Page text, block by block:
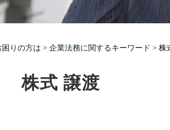
りの方は > 企業法務に関するキーワード > 株
株式 譲渡